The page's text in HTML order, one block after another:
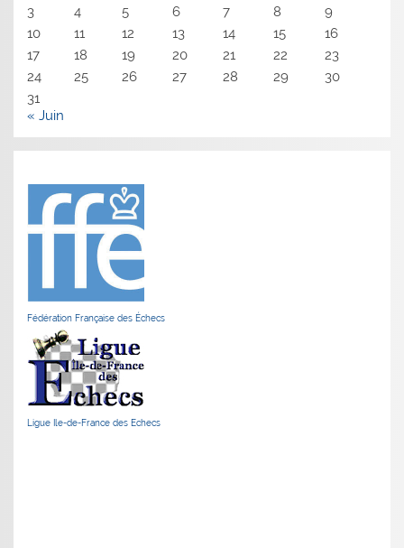
3
4 5 6 7 8
9
10
11 12 13 14 15
16
17
18 19 20 21 22
23
24
25 26 27 28 29
30
31
« Juin
Fédération Française des Échecs
Ligue Ile-de-France des Echecs